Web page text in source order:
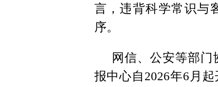
言，违背科学常识与
序。
网信、公安等部
报中心自2026年6月